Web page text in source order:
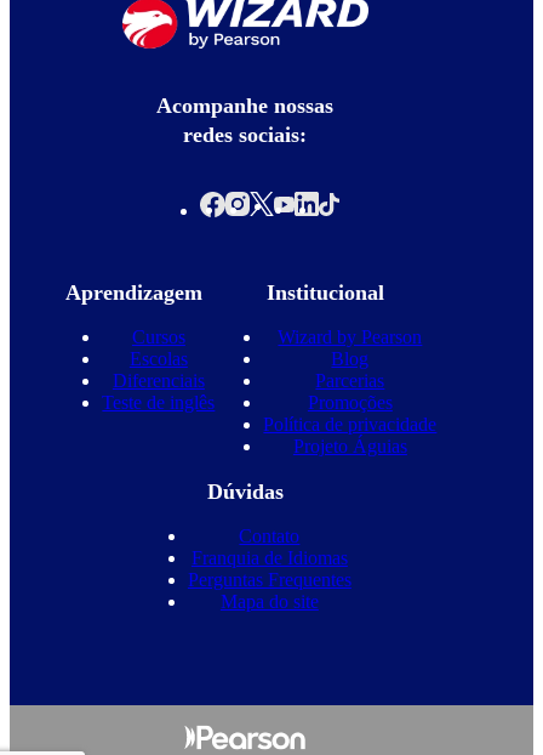
Acompanhe nossas
redes sociais:
Aprendizagem
Cursos
Escolas
Diferenciais
Teste de inglês
Institucional
Wizard by Pearson
Blog
Parcerias
Promoções
Política de privacidade
Projeto Águias
Dúvidas
Contato
Franquia de Idiomas
Perguntas Frequentes
Mapa do site